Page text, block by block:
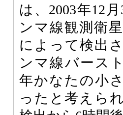
は、2003年12
ンマ線観測衛
によって検出
ンマ線バース
年かなたの小
ったと考えら